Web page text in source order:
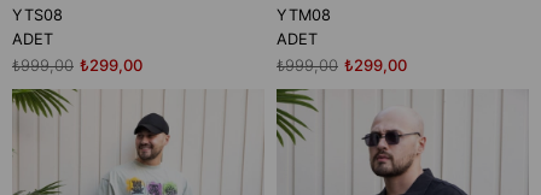
YTS08
ADET
₺299,00
₺999,00
YTM08
ADET
₺299,00
₺999,00